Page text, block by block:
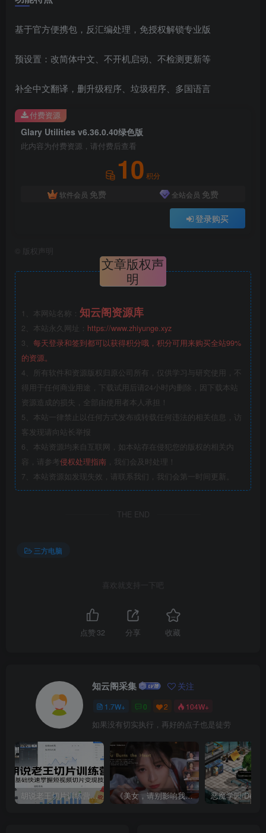
基于官方便携包，反汇编处理，免授权解锁专业版
预设置：改简体中文、不开机启动、不检测更新等
补全中文翻译，删升级程序、垃圾程序、多国语言
Glary Utilities v6.36.0.40绿色版
此内容为付费资源，请付费后查看
10 积分
软件会员 免费 全站会员 免费
登录购买
付费资源
版权声明
文章版权声
明
1、本网站名称： 知云阁资源库
2、本站永久网址： https://www.zhiyunge.xyz
3、 每天登录和签到都可以获得积分哦，积分可用来购买全站99%
的资源。
4、所有软件和资源版权归原公司所有，仅供学习与研究使用，不
得用于任何商业用途，下载试用后请24小时内删除，因下载本站
资源造成的损失，全部由使用者本人承担！
5、本站一律禁止以任何方式发布或转载任何违法的相关信息，访
客发现请向站长举报
6、本站资源均来自互联网，如本站存在侵犯您的版权的相关内
容，请参考侵权处理指南 ，我们会及时处理！
7、本站资源如发现失效，请联系我们，我们会第一时间更新。
THE END
三方电脑
喜欢就支持一下吧
点赞 32 分享 收藏
知云阁采集 关注
1.7W+ 0 2 104W+
如果没有切实执行，再好的点子也是徒劳
胡说老王切片训练营，零基础快速掌握短视频切片变现技巧 《美女，请别影响我成仙全球版》中文版